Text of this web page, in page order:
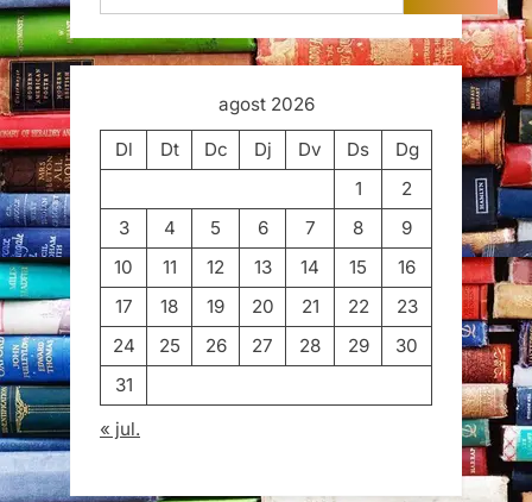
agost 2026
Dl
Dt Dc Dj Dv Ds
Dg
1
2
3
4 5 6 7 8
9
10
11 12 13 14 15
16
17
18 19 20 21 22
23
24
25 26 27 28 29
30
31
« jul.